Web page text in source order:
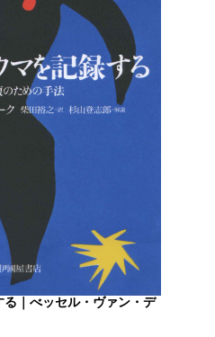
｜べッセル・ヴァン・デ